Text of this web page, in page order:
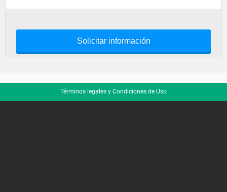
Solicitar información
Términos legales y Condiciones de Uso